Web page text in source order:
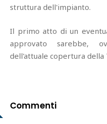
struttura dell'impianto.
Il primo atto di un
approvato sarebbe,
dell'attuale copertura della
Commenti